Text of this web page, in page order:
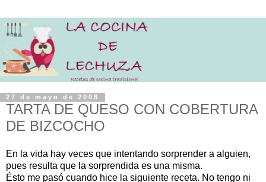
27 de mayo de 2008
TARTA DE QUESO CON COBERTURA
DE BIZCOCHO
En la vida hay veces que intentando sorprender a alguien,
pues resulta que la sorprendida es una misma.
Ésto me pasó cuando hice la siguiente receta. No tengo ni